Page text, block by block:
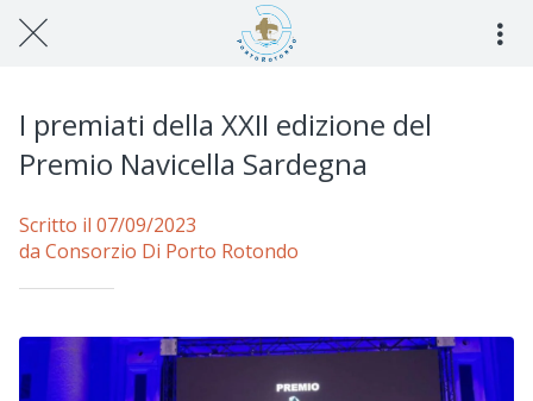
I premiati della XXII edizione del
Premio Navicella Sardegna
Scritto il 07/09/2023
da Consorzio Di Porto Rotondo